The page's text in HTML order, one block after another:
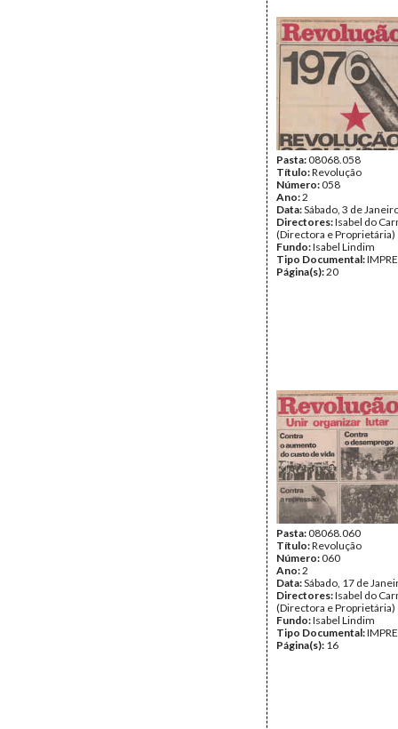
Pasta:08068.058
Título:Revolução
Número:058
Ano:2
Data:Sábado, 3 de
Directores:Isabel do
(Directora e Proprietária)
Fundo:Isabel Lindim
Tipo Documental:
Página(s):20
Pasta:08068.060
Título:Revolução
Número:060
Ano:2
Data:Sábado, 17 de
Directores:Isabel do
(Directora e Proprietária)
Fundo:Isabel Lindim
Tipo Documental:
Página(s): 16